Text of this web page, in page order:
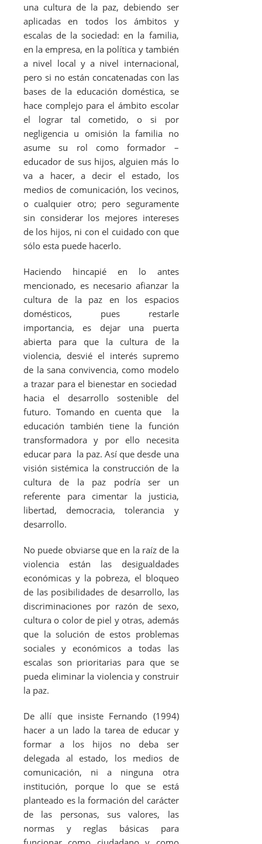
una cultura de la paz, debiendo ser
aplicadas en todos los ámbitos y
escalas de la sociedad: en la familia,
en la empresa, en la política y también
a nivel local y a nivel internacional,
pero si no están concatenadas con las
bases de la educación doméstica, se
hace complejo para el ámbito escolar
el lograr tal cometido, o si por
negligencia u omisión la familia no
asume su rol como formador –
educador de sus hijos, alguien más lo
va a hacer, a decir el estado, los
medios de comunicación, los vecinos,
o cualquier otro; pero seguramente
sin considerar los mejores intereses
de los hijos, ni con el cuidado con que
sólo esta puede hacerlo.
Haciendo hincapié en lo antes
mencionado, es necesario afianzar la
cultura de la paz en los espacios
domésticos, pues restarle
importancia, es dejar una puerta
abierta para que la cultura de la
violencia, desvié el interés supremo
de la sana convivencia, como modelo
a trazar para el bienestar en sociedad
hacia el desarrollo sostenible del
futuro. Tomando en cuenta que la
educación también tiene la función
transformadora y por ello necesita
educar para la paz. Así que desde una
visión sistémica la construcción de la
cultura de la paz podría ser un
referente para cimentar la justicia,
libertad, democracia, tolerancia y
desarrollo.
No puede obviarse que en la raíz de la
violencia están las desigualdades
económicas y la pobreza, el bloqueo
de las posibilidades de desarrollo, las
discriminaciones por razón de sexo,
cultura o color de piel y otras, además
que la solución de estos problemas
sociales y económicos a todas las
escalas son prioritarias para que se
pueda eliminar la violencia y construir
la paz.
De allí que insiste Fernando (1994)
hacer a un lado la tarea de educar y
formar a los hijos no deba ser
delegada al estado, los medios de
comunicación, ni a ninguna otra
institución, porque lo que se está
planteado es la formación del carácter
de las personas, sus valores, las
normas y reglas básicas para